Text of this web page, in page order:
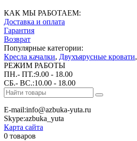
КАК МЫ РАБОТАЕМ:
Доставка и оплата
Гарантия
Возврат
Популярные категории:
Кресла качалки, Двухъярусные кровати,
РЕЖИМ РАБОТЫ
ПН.- ПТ.:9.00 - 18.00
СБ.- ВС.:10.00 - 18.00
E-mail:info@azbuka-yuta.ru
Skype:azbuka_yuta
Карта сайта
0 товаров